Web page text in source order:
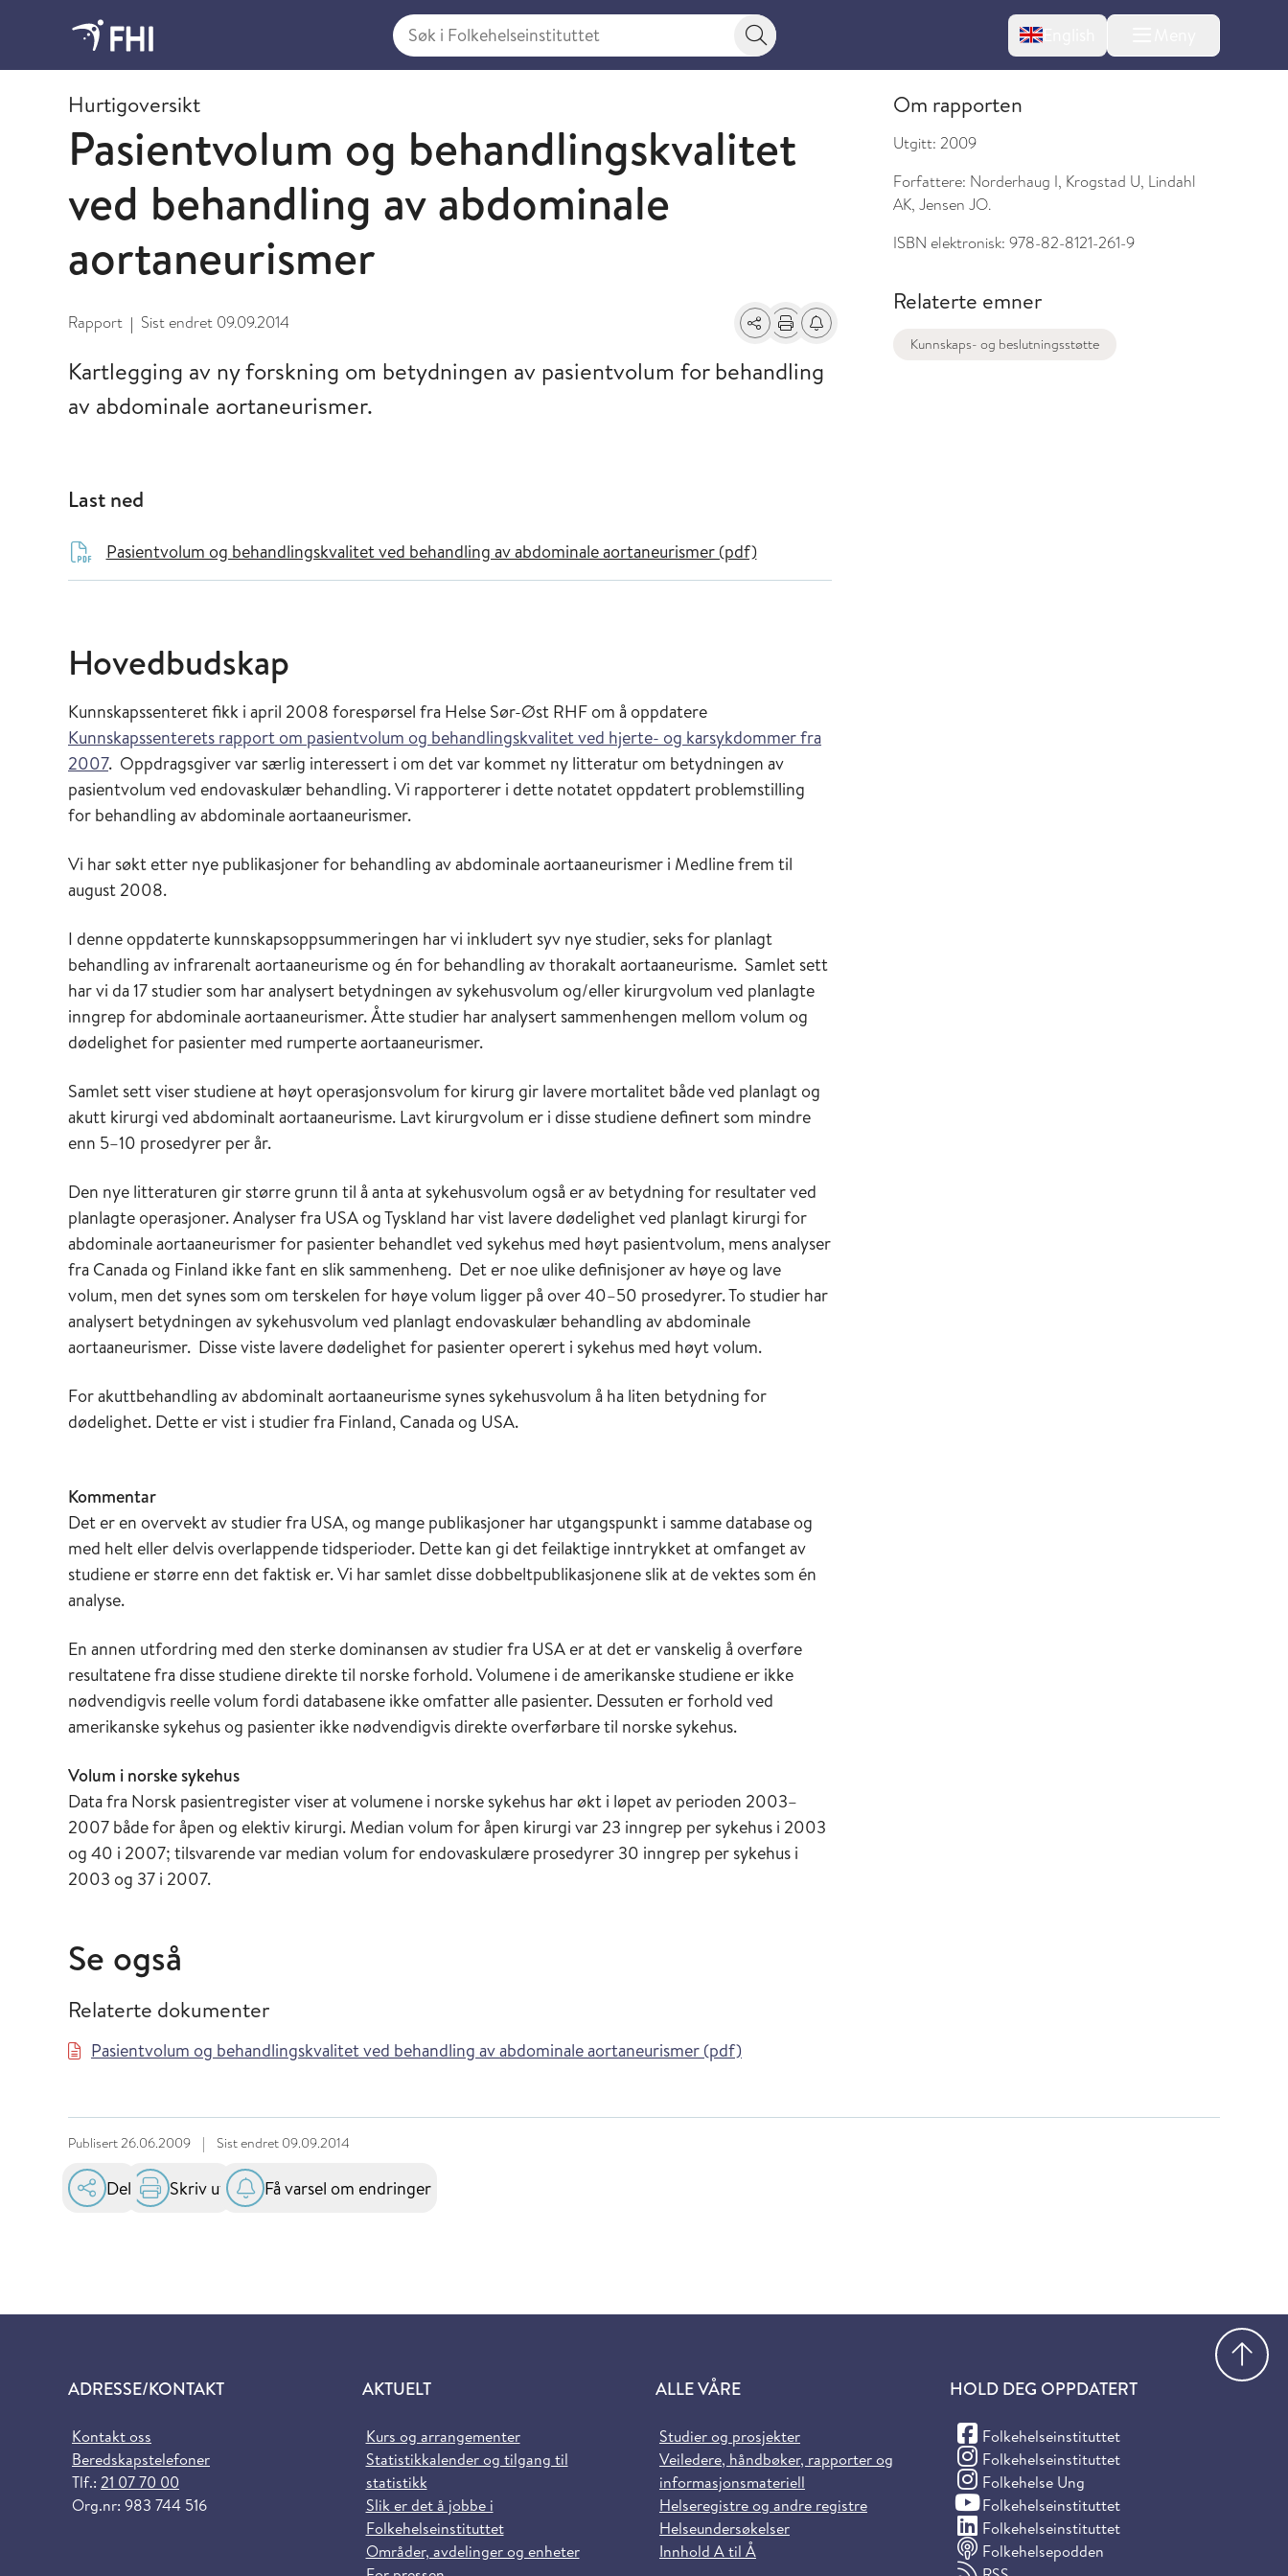
Søk i Folkehelseinstituttet
Søkeknapp English
2009 og eldre publikasjoner fra FHI
Hurtigoversikt
Pasientvolum og behandlingskvalitet
ved behandling av abdominale
aortaneurismer
Rapport | Sist endret 09.09.2014 Del Skriv utFå varsel om endringer
Kartlegging av ny forskning om betydningen av pasientvolum for behandling
av abdominale aortaneurismer.
Last ned
Pasientvolum og behandlingskvalitet ved behandling av abdominale aortaneurismer (pdf)
Hovedbudskap
Kunnskapssenteret fikk i april 2008 forespørsel fra Helse Sør-Øst RHF om å oppdatere
Kunnskapssenterets rapport om pasientvolum og behandlingskvalitet ved hjerte- og karsykdommer fra
2007. Oppdragsgiver var særlig interessert i om det var kommet ny litteratur om betydningen av
pasientvolum ved endovaskulær behandling. Vi rapporterer i dette notatet oppdatert problemstilling
for behandling av abdominale aortaaneurismer.
Vi har søkt etter nye publikasjoner for behandling av abdominale aortaaneurismer i Medline frem til
august 2008.
I denne oppdaterte kunnskapsoppsummeringen har vi inkludert syv nye studier, seks for planlagt
behandling av infrarenalt aortaaneurisme og én for behandling av thorakalt aortaaneurisme. Samlet sett
har vi da 17 studier som har analysert betydningen av sykehusvolum og/eller kirurgvolum ved planlagte
inngrep for abdominale aortaaneurismer. Åtte studier har analysert sammenhengen mellom volum og
dødelighet for pasienter med rumperte aortaaneurismer.
Samlet sett viser studiene at høyt operasjonsvolum for kirurg gir lavere mortalitet både ved planlagt og
akutt kirurgi ved abdominalt aortaaneurisme. Lavt kirurgvolum er i disse studiene definert som mindre
enn 5–10 prosedyrer per år.
Den nye litteraturen gir større grunn til å anta at sykehusvolum også er av betydning for resultater ved
planlagte operasjoner. Analyser fra USA og Tyskland har vist lavere dødelighet ved planlagt kirurgi for
abdominale aortaaneurismer for pasienter behandlet ved sykehus med høyt pasientvolum, mens analyser
fra Canada og Finland ikke fant en slik sammenheng. Det er noe ulike definisjoner av høye og lave
volum, men det synes som om terskelen for høye volum ligger på over 40–50 prosedyrer. To studier har
analysert betydningen av sykehusvolum ved planlagt endovaskulær behandling av abdominale
aortaaneurismer. Disse viste lavere dødelighet for pasienter operert i sykehus med høyt volum.
For akuttbehandling av abdominalt aortaaneurisme synes sykehusvolum å ha liten betydning for
dødelighet. Dette er vist i studier fra Finland, Canada og USA.
Kommentar
Det er en overvekt av studier fra USA, og mange publikasjoner har utgangspunkt i samme database og
med helt eller delvis overlappende tidsperioder. Dette kan gi det feilaktige inntrykket at omfanget av
studiene er større enn det faktisk er. Vi har samlet disse dobbeltpublikasjonene slik at de vektes som én
analyse.
En annen utfordring med den sterke dominansen av studier fra USA er at det er vanskelig å overføre
resultatene fra disse studiene direkte til norske forhold. Volumene i de amerikanske studiene er ikke
nødvendigvis reelle volum fordi databasene ikke omfatter alle pasienter. Dessuten er forhold ved
amerikanske sykehus og pasienter ikke nødvendigvis direkte overførbare til norske sykehus.
Volum i norske sykehus
Data fra Norsk pasientregister viser at volumene i norske sykehus har økt i løpet av perioden 2003–
2007 både for åpen og elektiv kirurgi. Median volum for åpen kirurgi var 23 inngrep per sykehus i 2003
og 40 i 2007; tilsvarende var median volum for endovaskulære prosedyrer 30 inngrep per sykehus i
2003 og 37 i 2007.
Se også
Relaterte dokumenter
Pasientvolum og behandlingskvalitet ved behandling av abdominale aortaneurismer (pdf)
Om rapporten
Utgitt: 2009
Forfattere: Norderhaug I, Krogstad U, Lindahl
AK, Jensen JO.
ISBN elektronisk: 978-82-8121-261-9
Relaterte emner
Kunnskaps- og beslutningsstøtte
Publisert26.06.2009 | Sist endret 09.09.2014
Del Skriv ut Få varsel om endringer
ADRESSE/KONTAKT
Kontakt oss
Beredskapstelefoner
Tlf.: 21 07 70 00
Org.nr: 983 744 516
AKTUELT
Kurs og arrangementer
Statistikkalender og tilgang til
statistikk
Slik er det å jobbe i
Folkehelseinstituttet
Områder, avdelinger og enheter
ALLE VÅRE
Studier og prosjekter
Veiledere, håndbøker, rapporter og
informasjonsmateriell
Helseregistre og andre registre
Helseundersøkelser
Innhold A til Å
HOLD DEG OPPDATERT
Folkehelseinstituttet
(Facebook)
Folkehelseinstituttet
(Instagram)
Folkehelse Ung
(Instagram)
Folkehelseinstituttet
(YouTube)
Folkehelseinstituttet
(LinkedIn)
Folkehelsepodden